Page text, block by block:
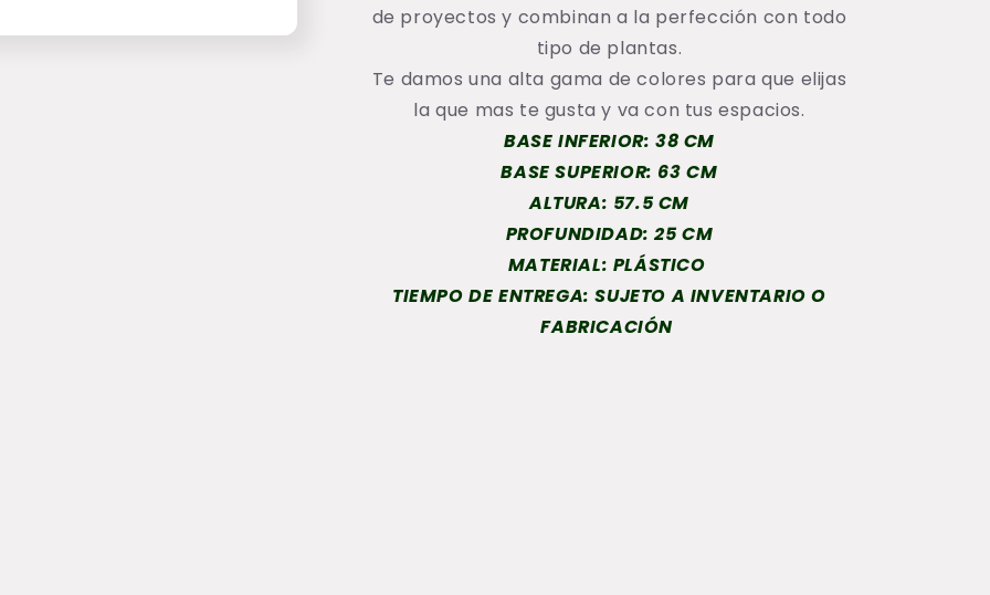
de proyectos y combinan a la perfección con todo
tipo de plantas.
Te damos una alta gama de colores para que elijas
la que mas te gusta y va con tus espacios.
BASE INFERIOR: 38 CM
BASE SUPERIOR: 63CM
ALTURA: 57.5 CM
PROFUNDIDAD: 25 CM
MATERIAL: PLÁSTICO
TIEMPO DE ENTREGA: SUJETO A INVENTARIO O
FABRICACIÓN